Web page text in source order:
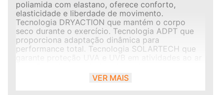
poliamida com elastano, oferece conforto,
elasticidade e liberdade de movimento.
Tecnologia DRYACTION que mantém o corpo
seco durante o exercício. Tecnologia ADPT que
proporciona adaptação dinâmica para
performance total. Tecnologia SOLARTECH que
garante proteção UVA e UVB em atividades ao ar
itens essenciais, além de três bolsos traseiros
com acabamento em elástico. Cós com elástico
VER MAIS